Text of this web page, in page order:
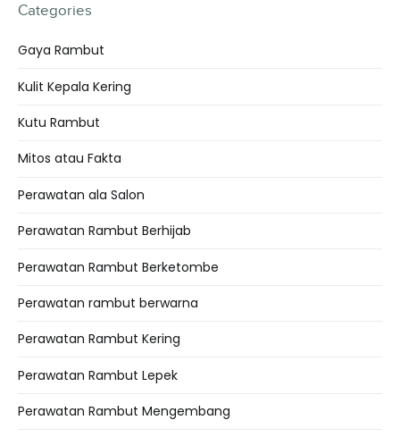
Categories
Gaya Rambut
Kulit Kepala Kering
Kutu Rambut
Mitos atau Fakta
Perawatan ala Salon
Perawatan Rambut Berhijab
Perawatan Rambut Berketombe
Perawatan rambut berwarna
Perawatan Rambut Kering
Perawatan Rambut Lepek
Perawatan Rambut Mengembang